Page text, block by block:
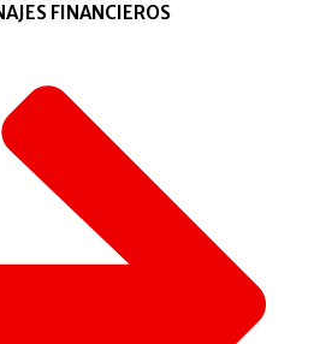
FINANCIEROS